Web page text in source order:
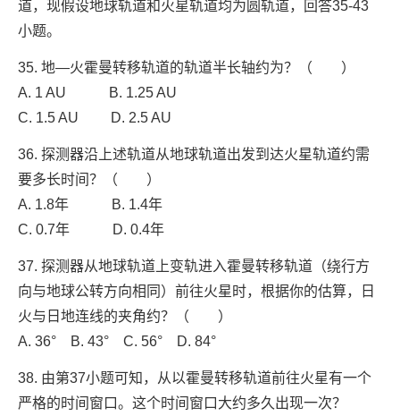
道，现假设地球轨道和火星轨道均为圆轨道，回答35-43
小题。
35. 地—火霍曼转移轨道的轨道半长轴约为？（ ）
A. 1 AU B. 1.25 AU
C. 1.5 AU D. 2.5 AU
36. 探测器沿上述轨道从地球轨道出发到达火星轨道约需
要多长时间？（ ）
A. 1.8年 B. 1.4年
C. 0.7年 D. 0.4年
37. 探测器从地球轨道上变轨进入霍曼转移轨道（绕行方
向与地球公转方向相同）前往火星时，根据你的估算，日
火与日地连线的夹角约？（ ）
A. 36° B. 43° C. 56° D. 84°
38. 由第37小题可知，从以霍曼转移轨道前往火星有一个
严格的时间窗口。这个时间窗口大约多久出现一次？